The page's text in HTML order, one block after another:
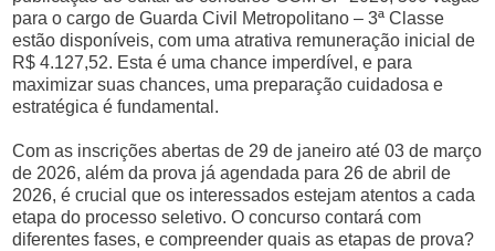
para o cargo de Guarda Civil Metropolitano – 3ª Classe
estão disponíveis, com uma atrativa remuneração inicial de
R$ 4.127,52. Esta é uma chance imperdível, e para
maximizar suas chances, uma preparação cuidadosa e
estratégica é fundamental.
Com as inscrições abertas de 29 de janeiro até 03 de março
de 2026, além da prova já agendada para 26 de abril de
2026, é crucial que os interessados estejam atentos a cada
etapa do processo seletivo. O concurso contará com
diferentes fases, e compreender quais as etapas de prova?